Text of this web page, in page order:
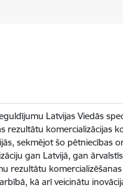
Latvijas Viedās
rezultātu komercializācijas
sekmējot šo pētniecības
gan Latvijā, gan
rezultātu
kā arī veicinātu